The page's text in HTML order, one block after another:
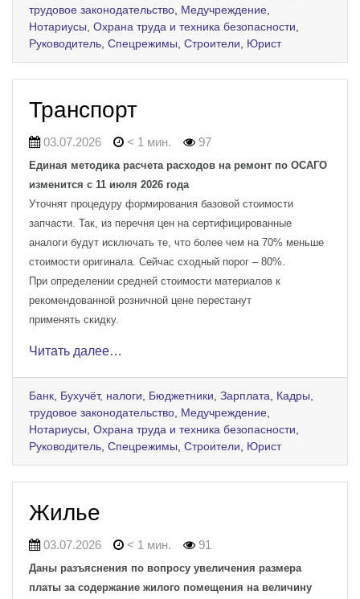
трудовое законодательство Медучреждение
Нотариусы Охрана труда и техника безопасности
Руководитель Спецрежимы Строители Юрист
Транспорт
03.07.2026 < 1 мин. 97
Единая методика расчета расходов на ремонт по ОСАГО
изменится с 11 июля 2026 года
Уточнят процедуру формирования базовой стоимости
запчасти. Так, из перечня цен на сертифицированные
аналоги будут исключать те, что более чем на 70% меньше
стоимости оригинала. Сейчас сходный порог – 80%.
При определении средней стоимости материалов к
рекомендованной розничной цене перестанут
применять скидку.
Читать далее…
Банк Бухучёт, налоги Бюджетники Зарплата
Кадры,
трудовое законодательство Медучреждение
Нотариусы Охрана труда и техника безопасности
Руководитель Спецрежимы Строители Юрист
Жилье
03.07.2026 < 1 мин. 91
Даны разъяснения по вопросу увеличения размера
платы за содержание жилого помещения на величину